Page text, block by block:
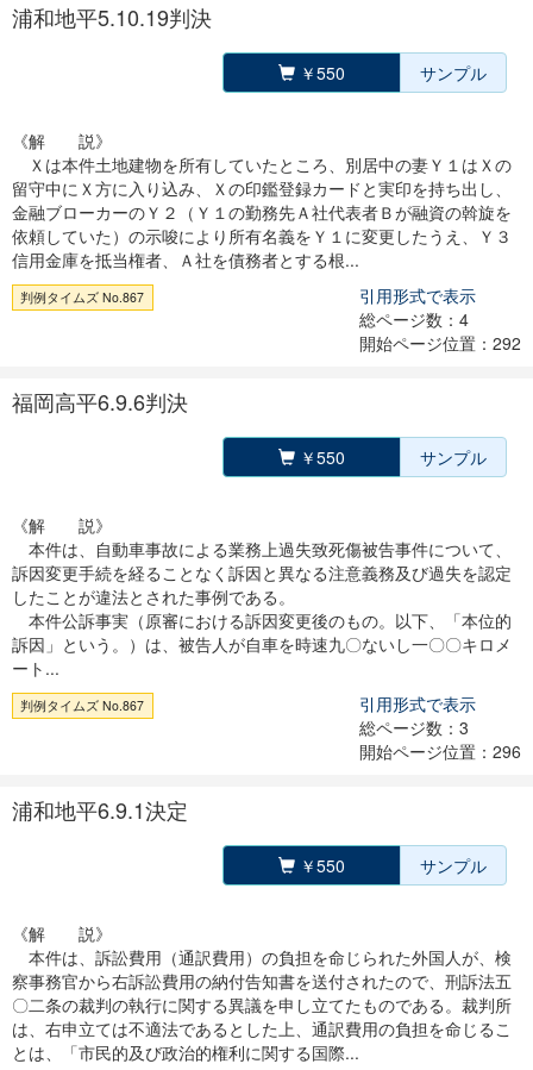
浦和地平5.10.19判決
￥550 サンプル
《解 説》
Ｘは本件土地建物を所有していたところ、別居中の妻Ｙ１はＸの
留守中にＸ方に入り込み、Ｘの印鑑登録カードと実印を持ち出し、
金融ブローカーのＹ２（Ｙ１の勤務先Ａ社代表者Ｂが融資の斡旋を
依頼していた）の示唆により所有名義をＹ１に変更したうえ、Ｙ３
信用金庫を抵当権者、Ａ社を債務者とする根...
判例タイムズ No.867
引用形式で表示
総ページ数：4
開始ページ位置：292
福岡高平6.9.6判決
￥550 サンプル
《解 説》
本件は、自動車事故による業務上過失致死傷被告事件について、
訴因変更手続を経ることなく訴因と異なる注意義務及び過失を認定
したことが違法とされた事例である。
本件公訴事実（原審における訴因変更後のもの。以下、「本位的
訴因」という。）は、被告人が自車を時速九〇ないし一〇〇キロメ
ート...
判例タイムズ No.867
引用形式で表示
総ページ数：3
開始ページ位置：296
浦和地平6.9.1決定
￥550 サンプル
《解 説》
本件は、訴訟費用（通訳費用）の負担を命じられた外国人が、検
察事務官から右訴訟費用の納付告知書を送付されたので、刑訴法五
〇二条の裁判の執行に関する異議を申し立てたものである。裁判所
は、右申立ては不適法であるとした上、通訳費用の負担を命じるこ
とは、「市民的及び政治的権利に関する国際...